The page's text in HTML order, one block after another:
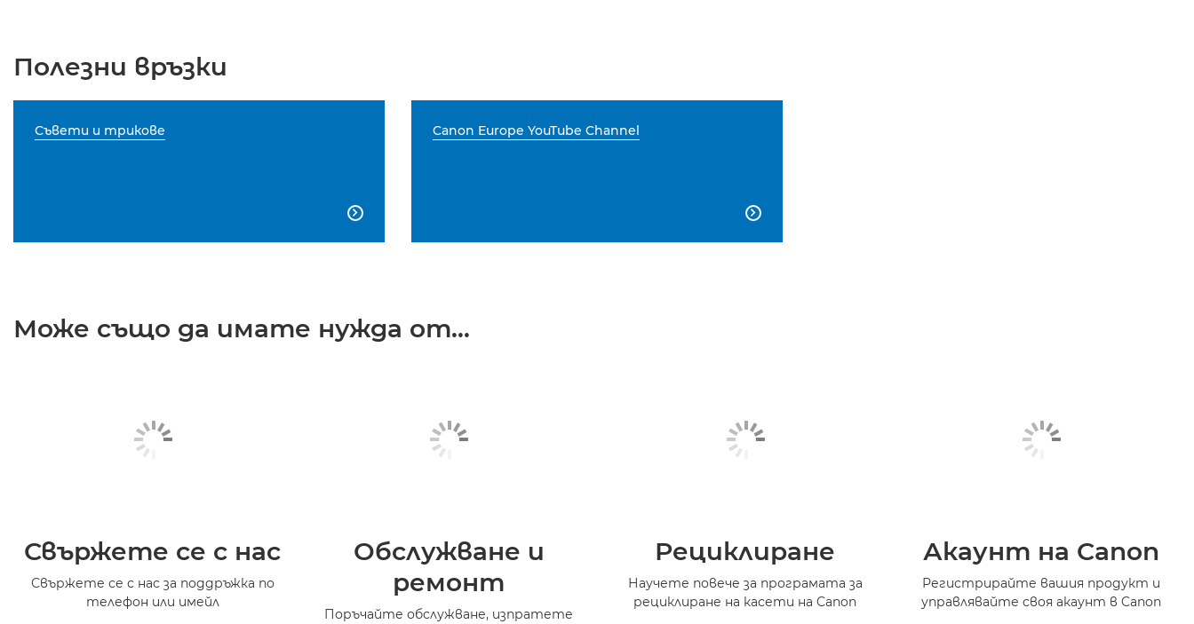
Полезни връзки
Съвети и трикове

Canon Europe YouTube Channel

Може също да имате нужда от...
Свържете се с нас
Свържете се с нас за поддръжка по
телефон или имейл
Обслужване и
ремонт
Поръчайте обслужване, изпратете
Рециклиране
Научете повече за програмата за
рециклиране на касети на Canon
Акаунт на Canon
Регистрирайте вашия продукт и
управлявайте своя акаунт в Canon